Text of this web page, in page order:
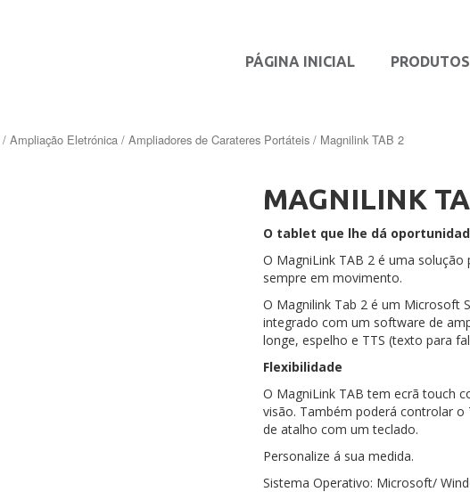
PÁGINA INICIAL PRODUTOS
/ Ampliação Eletrónica / Ampliadores de Carateres Portáteis / Magnilink TAB 2
MAGNILINK
O tablet que lhe dá
O MagniLink TAB 2 é uma
sempre em movimento.
O Magnilink Tab 2 é um Microsoft
integrado com um software de
longe, espelho e TTS (texto para
Flexibilidade
O MagniLink TAB tem ecrã touch
visão. Também poderá controlar
de atalho com um teclado.
Personalize á sua medida.
Sistema Operativo: Microsoft/